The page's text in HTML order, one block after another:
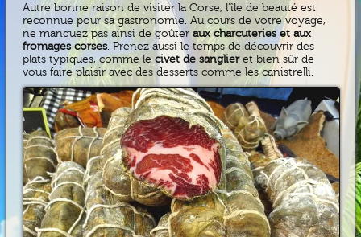
Autre bonne raison de visiter la Corse, l’île de beauté est
reconnue pour sa gastronomie. Au cours de votre voyage,
ne manquez pas ainsi de goûteraux charcuteries et aux
fromages corses. Prenez aussi le temps de découvrir des
plats typiques, comme lecivet de sanglieret bien sûr de
vous faire plaisir avec des desserts comme les canistrelli.